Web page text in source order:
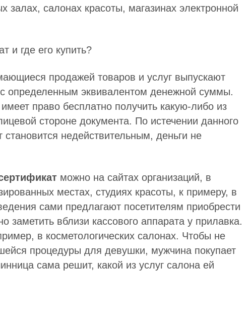
залах, салонах красоты, магазинах электронной
и где его купить?
продажей товаров и услуг выпускают
определенным эквивалентом денежной суммы.
право бесплатно получить какую-либо из
стороне документа. По истечении данного
недействительным, деньги не
можно на сайтах организаций, в
местах, студиях красоты, к примеру, в
сами предлагают посетителям приобрести
заметить вблизи кассового аппарата у прилавка.
в косметологических салонах. Чтобы не
процедуры для девушки, мужчина покупает
сама решит, какой из услуг салона ей